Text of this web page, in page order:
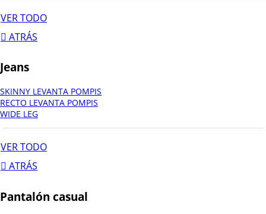
VER TODO
ATRÁS
Jeans
SKINNY LEVANTA POMPIS
RECTO LEVANTA POMPIS
WIDE LEG
VER TODO
ATRÁS
Pantalón casual